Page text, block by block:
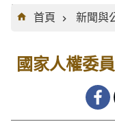
:::
首頁
新聞與
國家人權委